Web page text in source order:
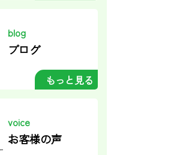
blog
ブログ
もっと見る
voice
お客様の声